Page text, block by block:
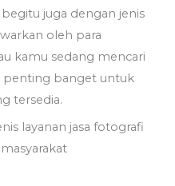
juga dengan jenis
oleh para
kamu sedang mencari
banget untuk
tersedia.
layanan jasa fotografi